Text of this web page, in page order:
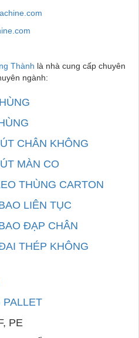
Thành là nhà cung cấp chuyên
ngành:
CHÂN KHÔNG
MÀN CO
THÙNG CARTON
LIÊN TỤC
ĐẠP CHÂN
THÉP KHÔNG
PALLET
PE